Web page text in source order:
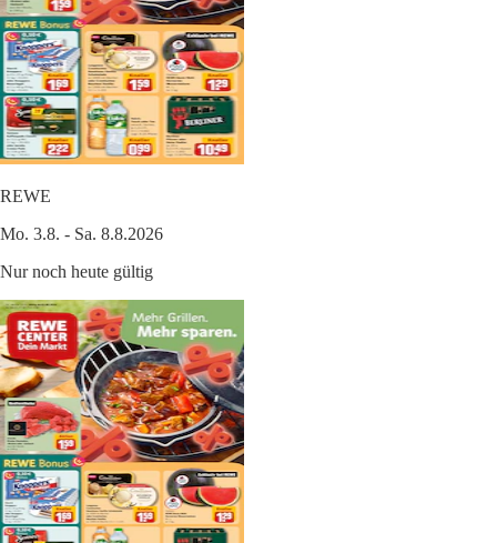
REWE
Mo. 3.8. - Sa. 8.8.2026
Nur noch heute gültig